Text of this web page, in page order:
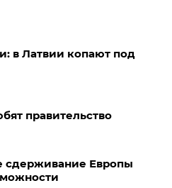
в Латвии копают под
правительство
сдерживание Европы